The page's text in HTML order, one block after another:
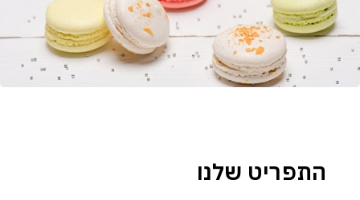
התפריט שלנו